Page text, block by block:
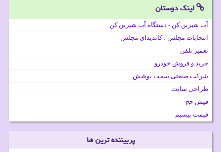
لینک دوستان
آب شیرین کن - دستگاه آب شیرین کن
انتخابات مجلس ، کاندیدای مجلس
تعمیر تلفن
خرید و فروش خودرو
شرکت صنعتی سخت پوشش
طراحی سایت
فیش حج
قیمت بیسیم
پربیننده ترین ها